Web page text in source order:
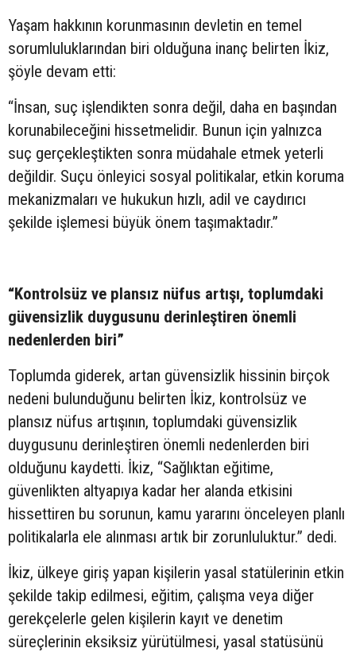
Yaşam hakkının korunmasının devletin en temel
sorumluluklarından biri olduğuna inanç belirten İkiz,
şöyle devam etti:
“İnsan, suç işlendikten sonra değil, daha en başından
korunabileceğini hissetmelidir. Bunun için yalnızca
suç gerçekleştikten sonra müdahale etmek yeterli
değildir. Suçu önleyici sosyal politikalar, etkin koruma
mekanizmaları ve hukukun hızlı, adil ve caydırıcı
şekilde işlemesi büyük önem taşımaktadır.”
“Kontrolsüz ve plansız nüfus artışı, toplumdaki
güvensizlik duygusunu derinleştiren önemli
nedenlerden biri”
Toplumda giderek, artan güvensizlik hissinin birçok
nedeni bulunduğunu belirten İkiz, kontrolsüz ve
plansız nüfus artışının, toplumdaki güvensizlik
duygusunu derinleştiren önemli nedenlerden biri
olduğunu kaydetti. İkiz, “Sağlıktan eğitime,
güvenlikten altyapıya kadar her alanda etkisini
hissettiren bu sorunun, kamu yararını önceleyen planlı
politikalarla ele alınması artık bir zorunluluktur.” dedi.
İkiz, ülkeye giriş yapan kişilerin yasal statülerinin etkin
şekilde takip edilmesi, eğitim, çalışma veya diğer
gerekçelerle gelen kişilerin kayıt ve denetim
süreçlerinin eksiksiz yürütülmesi, yasal statüsünü